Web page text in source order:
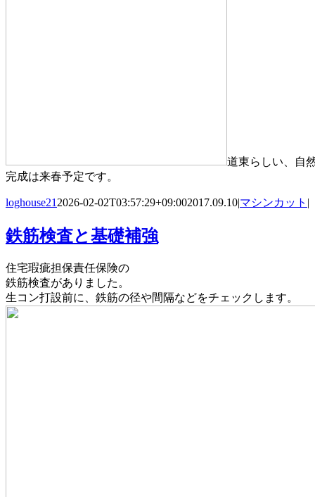
道東らしい、自
完成は来春予定です。
loghouse21 2026-02-02T03:57:29+09:002017.09.10|マシンカット |
鉄筋検査と基礎補強
住宅瑕疵担保責任保険の
鉄筋検査がありました。
生コン打設前に、鉄筋の径や間隔などをチェックします。